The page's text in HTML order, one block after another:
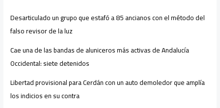
Desarticulado un grupo que estafó a 85 ancianos con el método del
falso revisor de la luz
Cae una de las bandas de aluniceros más activas de Andalucía
Occidental: siete detenidos
Libertad provisional para Cerdán con un auto demoledor que amplía
los indicios en su contra